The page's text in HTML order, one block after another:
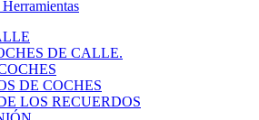
DE CALLE.
DE COCHES
LOS RECUERDOS